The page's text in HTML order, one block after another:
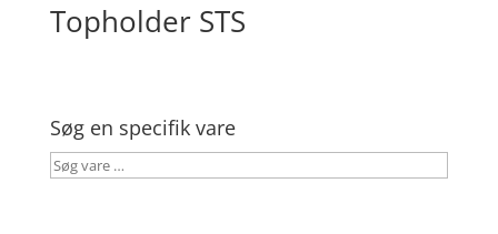
Topholder STS
Søg en specifik vare
Søg